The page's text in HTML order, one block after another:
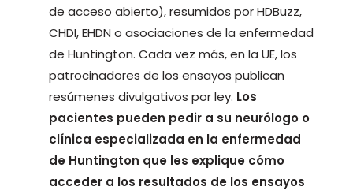
de acceso abierto), resumidos por HDBuzz,
CHDI, EHDN o asociaciones de la enfermedad
de Huntington. Cada vez más, en la UE, los
patrocinadores de los ensayos publican
resúmenes divulgativos por ley. Los
pacientes pueden pedir a su neurólogo o
clínica especializada en la enfermedad
de Huntington que les explique cómo
acceder a los resultados de los ensayos